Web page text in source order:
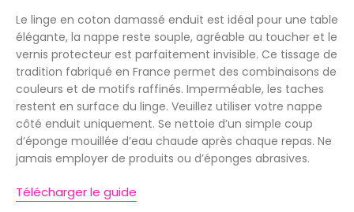
Le linge en coton damassé enduit est idéal pour une table
élégante, la nappe reste souple, agréable au toucher et le
vernis protecteur est parfaitement invisible. Ce tissage de
tradition fabriqué en France permet des combinaisons de
couleurs et de motifs raffinés. Imperméable, les taches
restent en surface du linge. Veuillez utiliser votre nappe
côté enduit uniquement. Se nettoie d’un simple coup
d’éponge mouillée d’eau chaude après chaque repas. Ne
jamais employer de produits ou d’éponges abrasives.
Télécharger le guide